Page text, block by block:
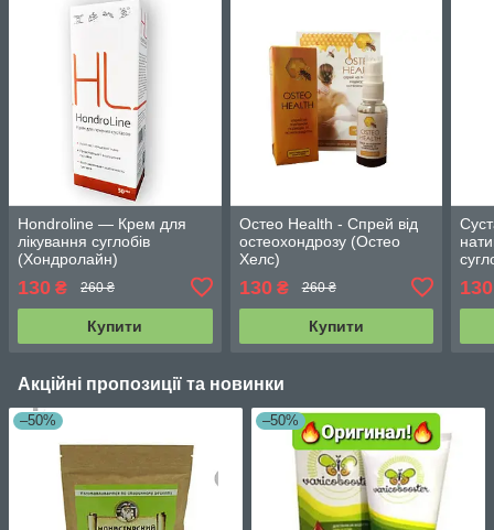
Hondroline — Крем для
лікування суглобів
(Хондролайн)
130 ₴ 260 ₴
Купити
Остео Health - Спрей від
остеохондрозу (Остео
Хелс)
130₴ 260 ₴
Купити
130
Акційні пропозиції та новинки
–50% –50%